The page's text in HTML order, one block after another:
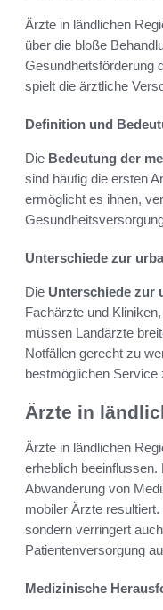
Ärzte in ländlichen
über die bloße
Gesundheitsförderung
spielt die ärztliche
Definition und
Die Bedeutung der
sind häufig die ersten
ermöglicht es ihnen,
Unterschiede zur
Die Unterschiede zur
Fachärzte und
müssen Landärzte
Notfällen gerecht zu
bestmöglichen Service
Ärzte in
Ärzte in ländlichen
erheblich
Abwanderung von
mobiler Ärzte
sondern verringert
Patientenversorgung
Medizinische